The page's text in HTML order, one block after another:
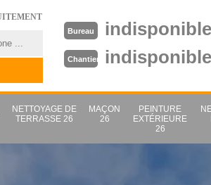
Bureau indisponible
Chantier indisponible
NETTOYAGE DE
TERRASSE 26
MAÇON
26
PEINTURE
EXTÉRIEURE
26